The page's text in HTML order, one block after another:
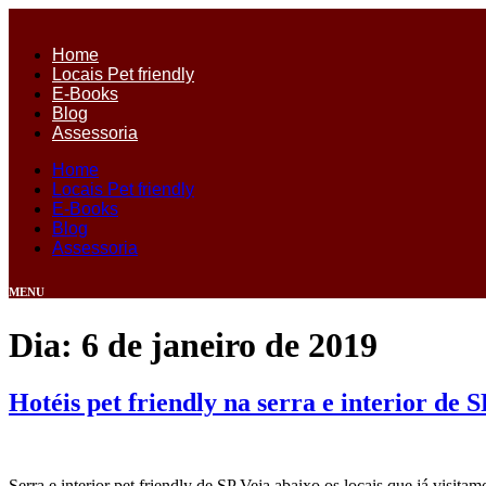
conteúdo
Home
Locais Pet friendly
E-Books
Blog
Assessoria
Home
Locais Pet friendly
E-Books
Blog
Assessoria
MENU
Dia: 6 de janeiro de 2019
Hotéis pet friendly na serra e interior de